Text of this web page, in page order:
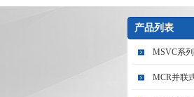
产品列表
MSVC系
MCR并联